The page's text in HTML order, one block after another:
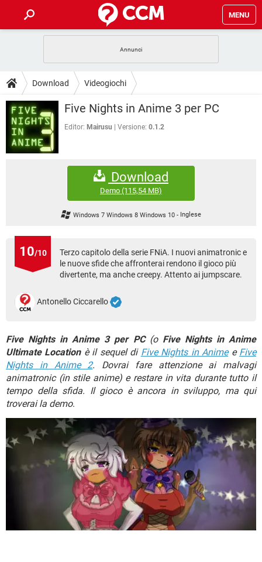
MENU
INTRATTENIMENTO
iOS WINDOWS 10
INSTAGRAM WHATSAPP
TIKTOK
GUIDE
COVID-19
INTRATTENIMENTO
iOS
FACEBOOK
DOWNLOAD
COVID-19 GAMING
INTRATTENIMENTO
WINDOWS 10
WHATSAPP
FORUM
ANDROID
WINDOWS 10
WHATSAPP
TIKTOK
HARDWARE
GAMING
INSTAGRAM
TIKTOK FACEBOOK
Download Videogiochi
Five Nights in Anime 3 per PC
Editor: Mairusu Versione: 0.1.2
Download
Demo (115,54 MB)
Windows 7 Windows 8 Windows 10 - Inglese
10/10
Terzo capitolo della serie FNiA. I nuovi animatronic e
le nuove sfide che affronterai rendono il gioco più
divertente, ma anche creepy. Attento ai jumpscare.
Antonello Ciccarello
Five Nights in Anime 3 per PC(o Five Nights in Anime
Ultimate Locationè il sequel di Five Nights in Animee Five
Nights in Anime 2. Dovrai fare attenzione ai malvagi
animatronic (in stile anime) e restare in vita durante tutto il
tempo della sfida. Il gioco è ancora in sviluppo, ma qui
troverai la demo.